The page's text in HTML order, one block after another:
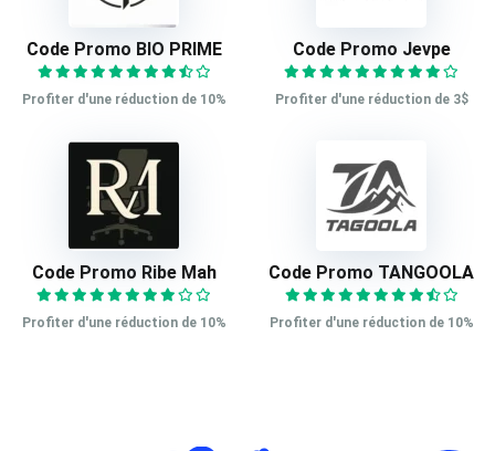
Code Promo BIO PRIME
Profiter d'une réduction de 10%
Code Promo Jevpe
Profiter d'une réduction de 3$
Code Promo Ribe Mah
Profiter d'une réduction de 10%
Code Promo TANGOOLA
Profiter d'une réduction de 10%